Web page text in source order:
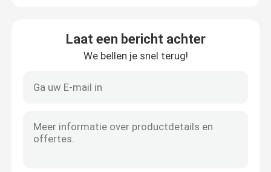
Laat een bericht achter
We bellen je snel terug!